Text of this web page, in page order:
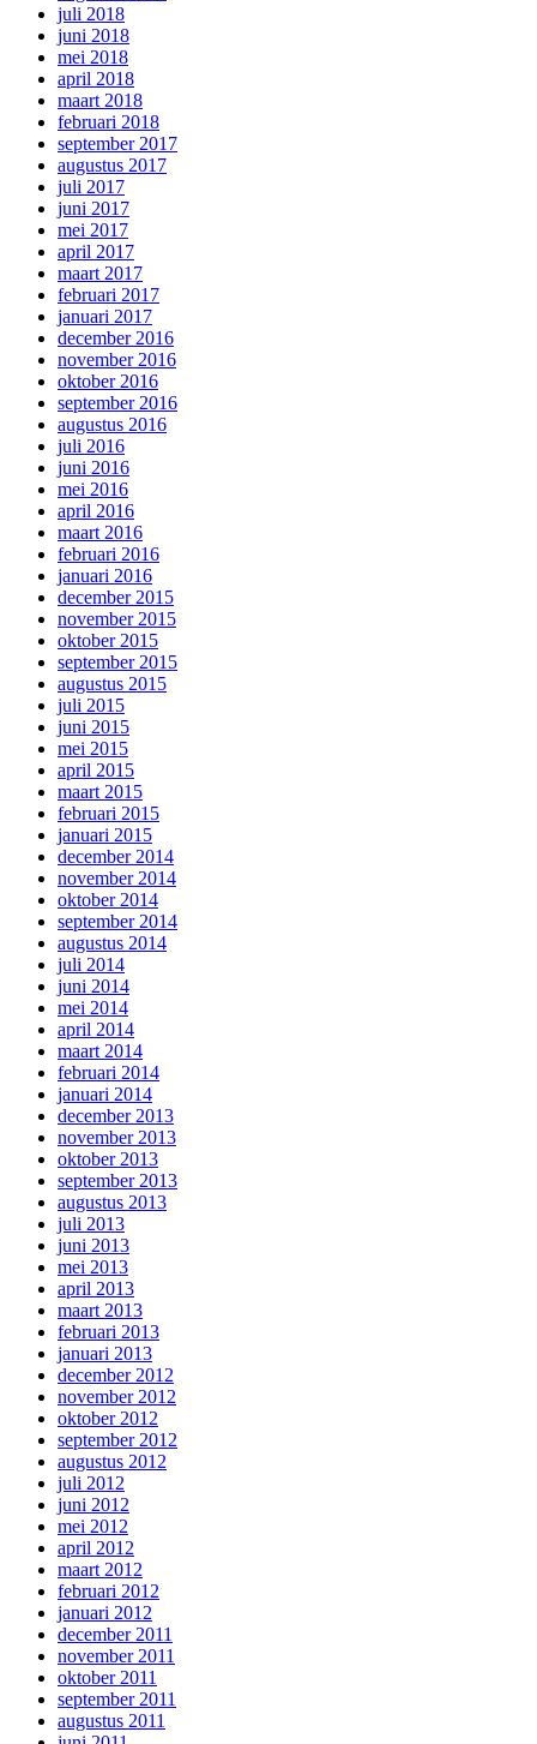
juli 2018
juni 2018
mei 2018
april 2018
maart 2018
februari 2018
september 2017
augustus 2017
juli 2017
juni 2017
mei 2017
april 2017
maart 2017
februari 2017
januari 2017
december 2016
november 2016
oktober 2016
september 2016
augustus 2016
juli 2016
juni 2016
mei 2016
april 2016
maart 2016
februari 2016
januari 2016
december 2015
november 2015
oktober 2015
september 2015
augustus 2015
juli 2015
juni 2015
mei 2015
april 2015
maart 2015
februari 2015
januari 2015
december 2014
november 2014
oktober 2014
september 2014
augustus 2014
juli 2014
juni 2014
mei 2014
april 2014
maart 2014
februari 2014
januari 2014
december 2013
november 2013
oktober 2013
september 2013
augustus 2013
juli 2013
juni 2013
mei 2013
april 2013
maart 2013
februari 2013
januari 2013
december 2012
november 2012
oktober 2012
september 2012
augustus 2012
juli 2012
juni 2012
mei 2012
april 2012
maart 2012
februari 2012
januari 2012
december 2011
november 2011
oktober 2011
september 2011
augustus 2011